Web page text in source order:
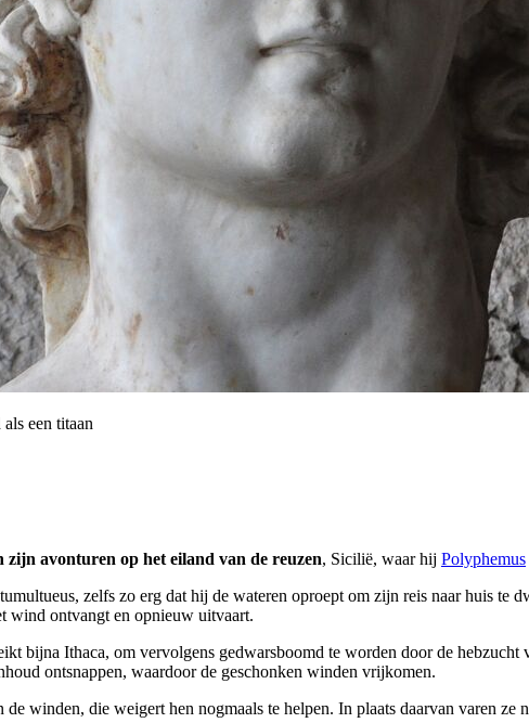
een titaan
zijn avonturen op het eiland van de reuzen, Sicilië, waar hij Polyphemus
zelfs zo erg dat hij de wateren oproept om zijn reis naar huis te
wind ontvangt en opnieuw uitvaart.
bijna Ithaca, om vervolgens gedwarsboomd te worden door de
ontsnappen, waardoor de geschonken winden vrijkomen.
winden, die weigert hen nogmaals te helpen. In plaats daarvan varen ze